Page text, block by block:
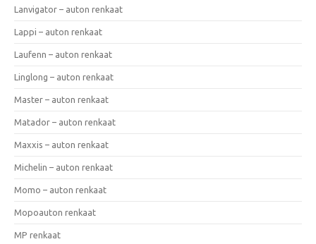
Lanvigator – auton renkaat
Lappi – auton renkaat
Laufenn – auton renkaat
Linglong – auton renkaat
Master – auton renkaat
Matador – auton renkaat
Maxxis – auton renkaat
Michelin – auton renkaat
Momo – auton renkaat
Mopoauton renkaat
MP renkaat